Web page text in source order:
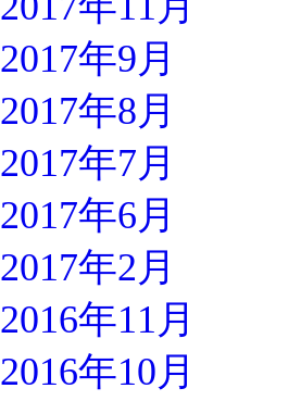
2017年9月
2017年8月
2017年7月
2017年6月
2017年2月
2016年11月
2016年10月